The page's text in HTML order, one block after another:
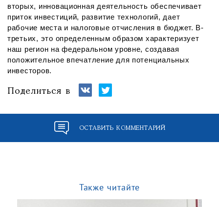
вторых, инновационная деятельность обеспечивает
приток инвестиций, развитие технологий, дает
рабочие места и налоговые отчисления в бюджет. В-
третьих, это определенным образом характеризует
наш регион на федеральном уровне, создавая
положительное впечатление для потенциальных
инвесторов.
Поделиться в
ОСТАВИТЬ КОММЕНТАРИЙ
Также читайте